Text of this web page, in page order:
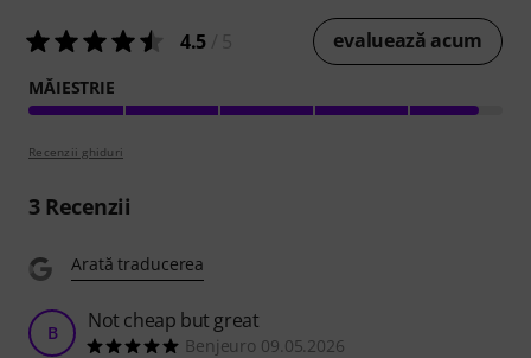
4.5 evaluează acum
MĂIESTRIE
Recenzii ghiduri
3Recenzii
Arată traducerea
B Not cheap but great
Benjeuro 09.05.2026